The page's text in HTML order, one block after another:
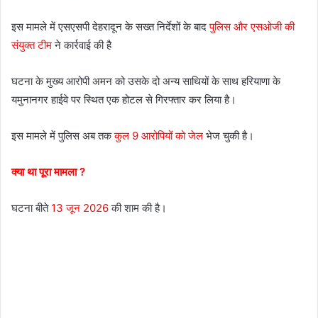
इस मामले में एसएसपी देहरादून के सख्त निर्देशों के बादपुलिस और एसओजी की
संयुक्त टीमने कार्रवाई की है
घटना के मुख्य आरोपी अमन को उसके दो अन्य साथियों के साथ हरियाणा के
यमुनानगर हाईवे पर स्थित एक होटल से गिरफ्तार कर लिया है।
इस मामले में पुलिस अब तककुल 9 आरोपियों को जेल भेज चुकी है।
क्या था पूरा मामला ?
घटना बीते 13 जून 2026की शाम की है।